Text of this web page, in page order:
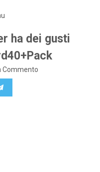
ha dei gusti
Commento